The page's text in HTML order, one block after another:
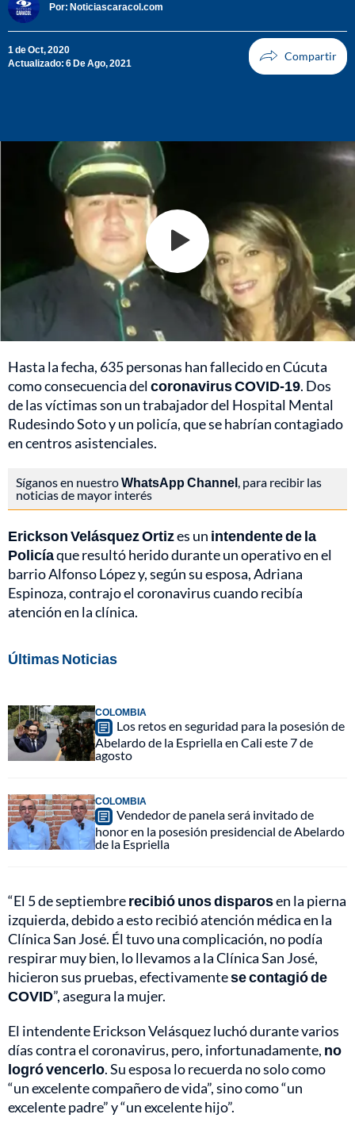
Por: Noticiascaracol.com
1 de Oct, 2020
Actualizado: 6 De Ago, 2021
Hasta la fecha, 635 personas han fallecido en Cúcuta
como consecuencia delcoronavirus COVID-19. Dos
de las víctimas son un trabajador del Hospital Mental
Rudesindo Soto y un policía, que se habrían contagiado
en centros asistenciales.
Síganos en nuestroWhatsApp Channel , para recibir las
noticias de mayor interés
Erickson Velásquez Ortizes un intendente de la
Policíaque resultó herido durante un operativo en el
barrio Alfonso López y, según su esposa, Adriana
Espinoza, contrajo el coronavirus cuando recibía
atención en la clínica.
Últimas Noticias
COLOMBIA
Los retos en seguridad para la posesión de
Abelardo de la Espriella en Cali este 7 de
agosto
COLOMBIA
Vendedor de panela será invitado de
honor en la posesión presidencial de Abelardo
de la Espriella
“El 5 de septiembrerecibió unos disparosen la pierna
izquierda, debido a esto recibió atención médica en la
Clínica San José. Él tuvo una complicación, no podía
respirar muy bien, lo llevamos a la Clínica San José,
hicieron sus pruebas, efectivamentese contagió de
COVID”, asegura la mujer.
El intendente Erickson Velásquez luchó durante varios
días contra el coronavirus, pero, infortunadamente, no
logró vencerlo. Su esposa lo recuerda no solo como
“un excelente compañero de vida”, sino como “un
excelente padre” y “un excelente hijo”.